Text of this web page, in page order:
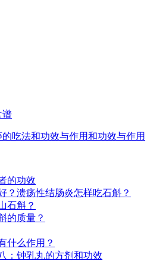
谱
吃法和功效与作用和功效与作用
的功效
？溃疡性结肠炎怎样吃石斛？
石斛？
的质量？
什么作用？
：钟乳丸的方剂和功效